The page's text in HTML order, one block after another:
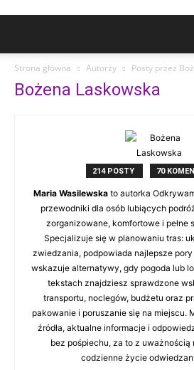
Strona główna Autorzy Posty przez
Bożena Laskowska
214 POSTY 70
Maria Wasilewska to autorka
przewodniki dla osób lubiących
zorganizowane, komfortowe i pełne
Specjalizuje się w planowaniu tras:
zwiedzania, podpowiada najlepsze
wskazuje alternatywy, gdy pogoda lub
tekstach znajdziesz sprawdzone
transportu, noclegów, budżetu oraz
pakowanie i poruszanie się na miejscu.
źródła, aktualne informacje i
bez pośpiechu, za to z uważnością
codzienne życie